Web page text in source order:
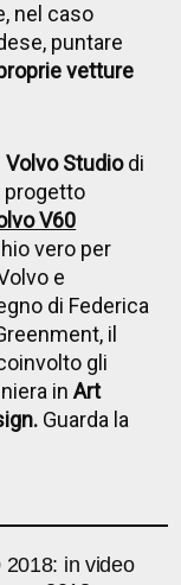
nel caso
puntare
vetture
Volvo Studiodi
progetto
V60
vero per
e
di Federica
il
gli
inArt
Guarda la
2018: in video